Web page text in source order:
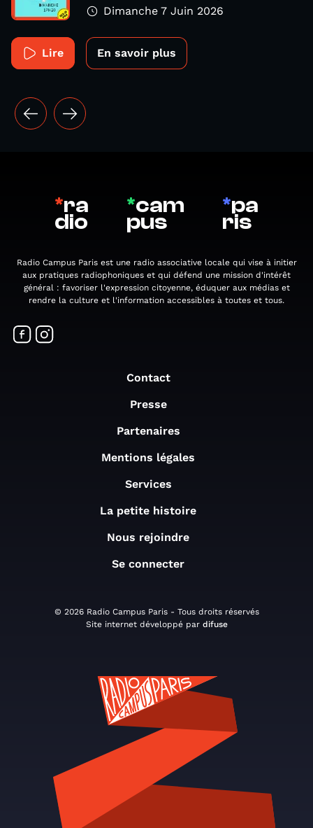
Dimanche 7 Juin 2026
Lire En savoir plus
*ra
dio
*cam
pus
*pa
ris
Radio Campus Paris est une radio associative locale qui vise à initier
aux pratiques radiophoniques et qui défend une mission d'intérêt
général : favoriser l'expression citoyenne, éduquer aux médias et
rendre la culture et l'information accessibles à toutes et tous.
Contact
Presse
Partenaires
Mentions légales
Services
La petite histoire
Nous rejoindre
Se connecter
© 2026 Radio Campus Paris - Tous droits réservés
Site internet développé par difuse